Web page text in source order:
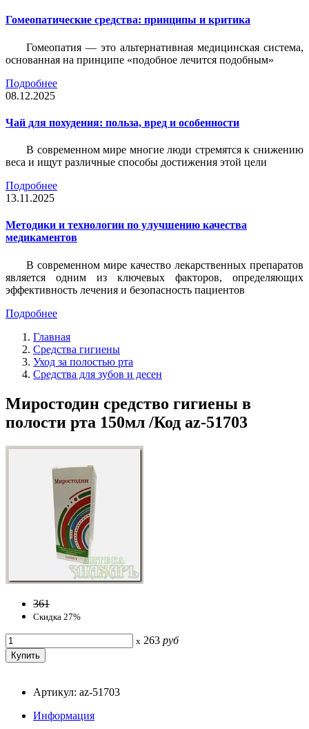
Гомеопатические средства: принципы и критика
Гомеопатия — это альтернативная медицинская система,
основанная на принципе «подобное лечится подобным»
Подробнее
08.12.2025
Чай для похудения: польза, вред и особенности
В современном мире многие люди стремятся к снижению
веса и ищут различные способы достижения этой цели
Подробнее
13.11.2025
Методики и технологии по улучшению качества
медикаментов
В современном мире качество лекарственных препаратов
является одним из ключевых факторов, определяющих
эффективность лечения и безопасность пациентов
Подробнее
Главная
Средства гигиены
Уход за полостью рта
Средства для зубов и десен
Миростодин средство гигиены в
полости рта 150мл /Код az-51703
361
Скидка 27%
x 263 руб
Артикул: az-51703
Информация